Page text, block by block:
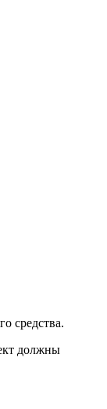
средства.
должны